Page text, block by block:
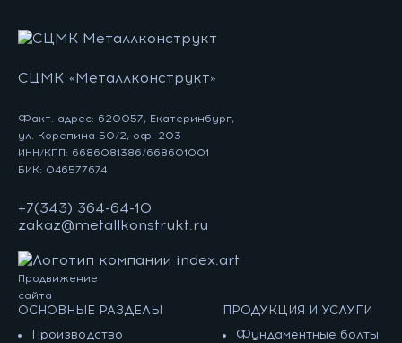
СЦМК «Металлконструкт»
Факт. адрес: 620057, Екатеринбург,
ул. Корепина 50/2, оф. 203
ИНН/КПП: 6686081386/668601001
БИК: 046577674
+7(343) 364-64-10
zakaz@metallkonstrukt.ru
Продвижение
сайта
ОСНОВНЫЕ РАЗДЕЛЫ
Производство
ПРОДУКЦИЯ И УСЛУГИ
Фундаментные болты